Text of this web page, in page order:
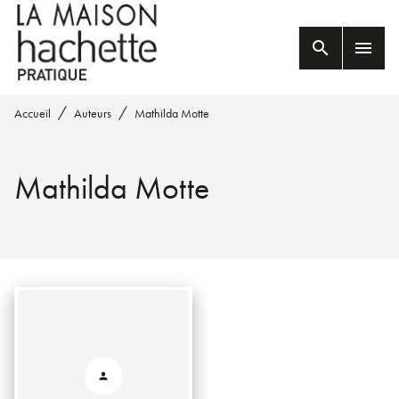
MENU RECHERCHE
PIED DE PAGE
search menu
Accueil / Auteurs / Mathilda Motte
Mathilda Motte